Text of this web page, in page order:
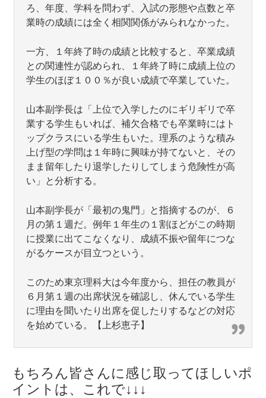
ろ、年度、学科を問わず、入試の形態や点数と卒
業時の成績には全く相関関係がみられなかった。
一方、１年終了時の成績と比較すると、卒業成績
との関連性が認められ、１年終了時に成績上位の
学生のほぼ１００％が良い成績で卒業していた。
山本副学長は「上位で入学したのにギリギリで卒
業する学生もいれば、補欠合格でも卒業時にはト
ップクラスにいる学生もいた。理系のような積み
上げ型の学問は１年時に興味が持てないと、その
まま留年したり退学したりしてしまう危険性が高
い」と分析する。
山本副学長が「最初の鬼門」と指摘するのが、６
月の第１週だ。例年１年生の１割ほどがこの時期
に授業に出てこなくなり、成績不振や留年につな
がるケースが目立つという。
このため東京理科大は今年度から、担任の教員が
６月第１週の出席状況を確認し、休んでいる学生
に理由を聞いたり出席を促したりするなどの対応
を始めている。【上杉恵子】
もちろん皆さんに感じ取ってほしいポ
イントは、これで↓↓↓